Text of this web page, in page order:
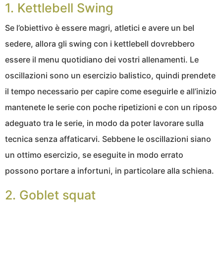
1. Kettlebell Swing
Se l’obiettivo è essere magri, atletici e avere un bel
sedere, allora gli swing con i kettlebell dovrebbero
essere il menu quotidiano dei vostri allenamenti. Le
oscillazioni sono un esercizio balistico, quindi prendete
il tempo necessario per capire come eseguirle e all’inizio
mantenete le serie con poche ripetizioni e con un riposo
adeguato tra le serie, in modo da poter lavorare sulla
tecnica senza affaticarvi. Sebbene le oscillazioni siano
un ottimo esercizio, se eseguite in modo errato
possono portare a infortuni, in particolare alla schiena.
2. Goblet squat